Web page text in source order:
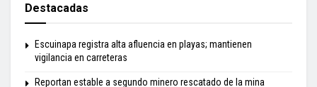
Destacadas
Escuinapa registra alta afluencia en playas; mantienen
vigilancia en carreteras
Reportan estable a segundo minero rescatado de la mina